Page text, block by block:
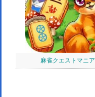
麻雀クエストマニア